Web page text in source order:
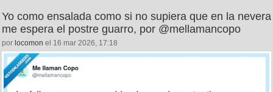
Yo como ensalada como si no supiera que en la nevera
me espera el postre guarro, por @mellamancopo
por locomon el 16 mar 2026, 17:18